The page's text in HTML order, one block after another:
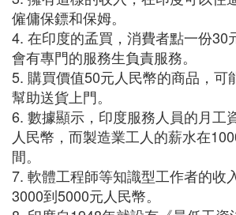
僱傭保鏢和保姆。
4. 在印度的孟買，消費者點一份30
會有專門的服務生負責服務。
5. 購買價值50元人民幣的商品，可
幫助送貨上門。
6. 數據顯示，印度服務人員的月工
人民幣，而製造業工人的薪水在
間。
7. 軟體工程師等知識型工作者的收
3000到5000元人民幣。